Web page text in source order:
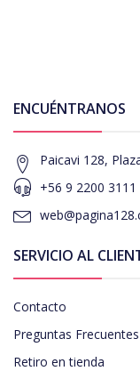
ENCUÉNTRANOS
Paicavi 128,
+56 9 2200 3111
SERVICIO AL
Contacto
Preguntas Frecuentes
Retiro en tienda